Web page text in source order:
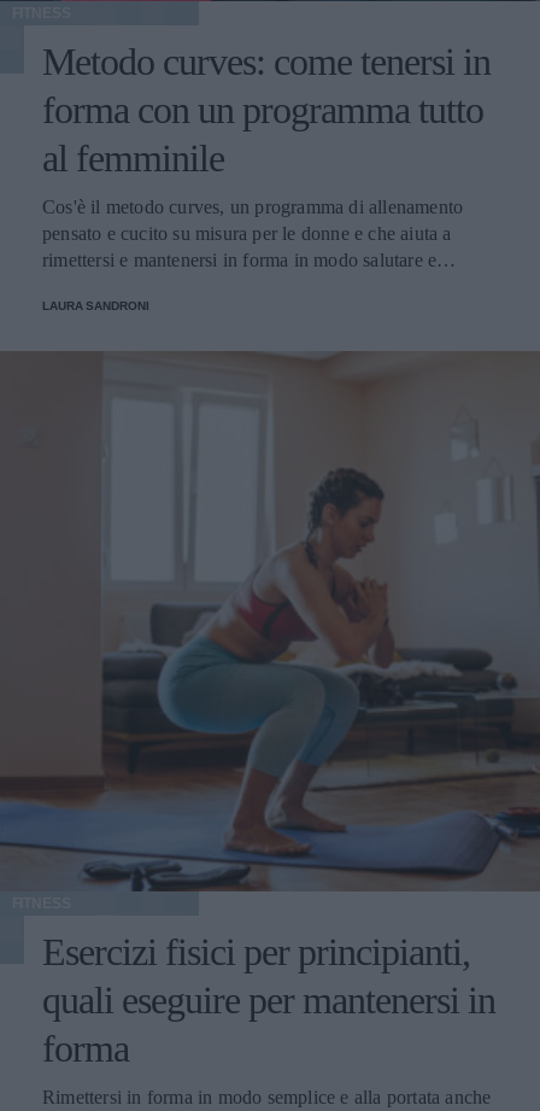
Metodo curves: come tenersi in
forma con un programma tutto
al femminile
Cos'è il metodo curves, un programma di allenamento
pensato e cucito su misura per le donne e che aiuta a
rimettersi e mantenersi in forma in modo salutare e
LAURA SANDRONI
Esercizi fisici per principianti,
quali eseguire per mantenersi in
forma
Rimettersi in forma in modo semplice e alla portata anche